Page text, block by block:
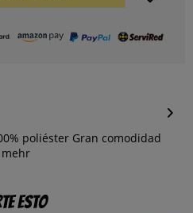
poliéster Gran comodidad
mehr
esto